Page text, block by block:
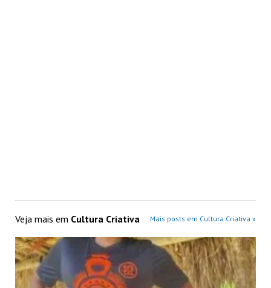
Veja mais em Cultura Criativa Mais posts em Cultura Criativa »